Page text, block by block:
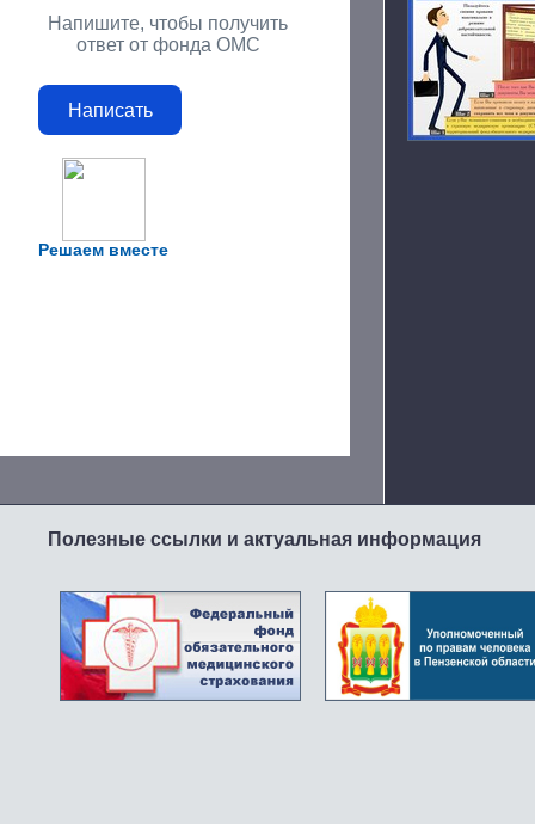
Решаем вместе
Напишите, чтобы получить
ответ от фонда ОМС
Написать
Полезные ссылки и актуальная информация